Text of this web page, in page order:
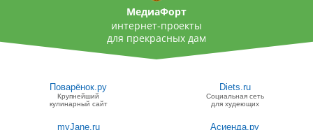
МедиаФорт
интернет-проекты
для прекрасных дам
Поварёнок.ру
Крупнейший
кулинарный сайт
Diets.ru
Социальная сеть
для худеющих
myJane.ru Асиенда.ру